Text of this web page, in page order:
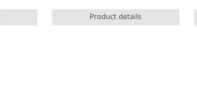
Product details